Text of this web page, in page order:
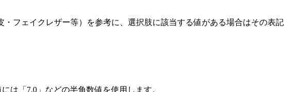
フェイクレザー等）を参考に、選択肢に該当する値がある場合はその表記
は「7.0」などの半角数値を使用します。